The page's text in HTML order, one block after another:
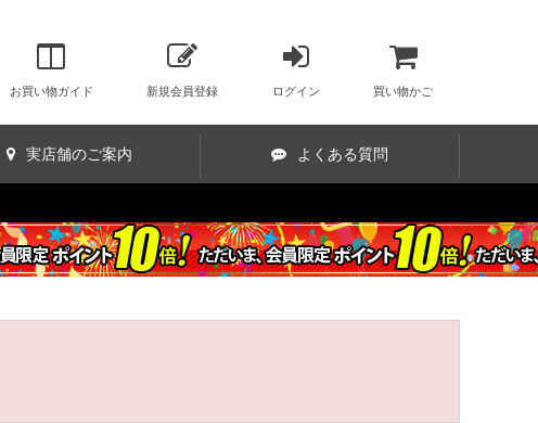
お買い物ガイド 新規会員登録 ログイン 買い物かご
実店舗のご案内 よくある質問